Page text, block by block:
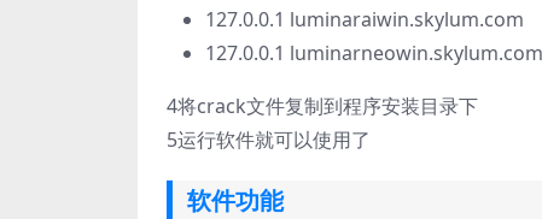
127.0.0.1 luminaraiwin.skylum.com
127.0.0.1 luminarneowin.skylum.com
4将crack文件复制到程序安装目录下
5运行软件就可以使用了
软件功能